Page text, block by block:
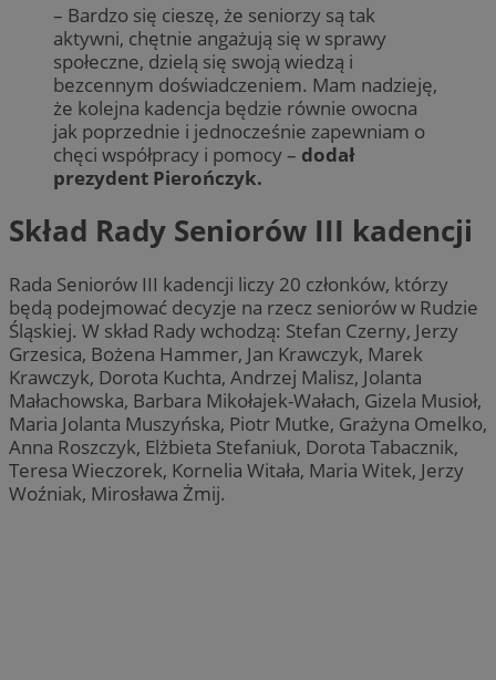
– Bardzo się cieszę, że seniorzy są tak
aktywni, chętnie angażują się w sprawy
społeczne, dzielą się swoją wiedzą i
bezcennym doświadczeniem. Mam nadzieję,
że kolejna kadencja będzie równie owocna
jak poprzednie i jednocześnie zapewniam o
chęci współpracy i pomocy – dodał
prezydent Pierończyk.
Skład Rady Seniorów III kadencji
Rada Seniorów III kadencji liczy 20 członków, którzy
będą podejmować decyzje na rzecz seniorów w Rudzie
Śląskiej. W skład Rady wchodzą: Stefan Czerny, Jerzy
Grzesica, Bożena Hammer, Jan Krawczyk, Marek
Krawczyk, Dorota Kuchta, Andrzej Malisz, Jolanta
Małachowska, Barbara Mikołajek-Wałach, Gizela Musioł,
Maria Jolanta Muszyńska, Piotr Mutke, Grażyna Omelko,
Anna Roszczyk, Elżbieta Stefaniuk, Dorota Tabacznik,
Teresa Wieczorek, Kornelia Witała, Maria Witek, Jerzy
Woźniak, Mirosława Żmij.